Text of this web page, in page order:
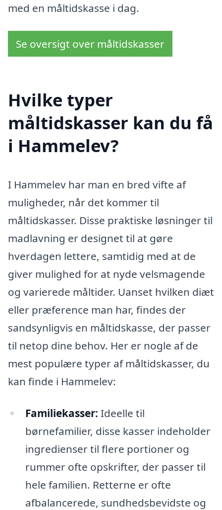
med en måltidskasse i dag.
Se oversigt over måltidskasser
Hvilke typer
måltidskasser kan du få
i Hammelev?
I Hammelev har man en bred vifte af
muligheder, når det kommer til
måltidskasser. Disse praktiske løsninger til
madlavning er designet til at gøre
hverdagen lettere, samtidig med at de
giver mulighed for at nyde velsmagende
og varierede måltider. Uanset hvilken diæt
eller præference man har, findes der
sandsynligvis en måltidskasse, der passer
til netop dine behov. Her er nogle af de
mest populære typer af måltidskasser, du
kan finde i Hammelev:
Familiekasser: Ideelle til
børnefamilier, disse kasser indeholder
ingredienser til flere portioner og
rummer ofte opskrifter, der passer til
hele familien. Retterne er ofte
afbalancerede, sundhedsbevidste og